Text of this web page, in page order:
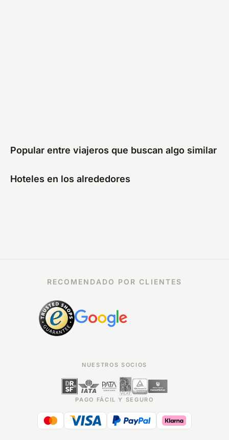
Popular entre viajeros que buscan algo similar
Hoteles en los alrededores
RECOMENDADO POR CLIENTES
NUESTROS SOCIOS
PAGO FÁCIL Y SEGURO